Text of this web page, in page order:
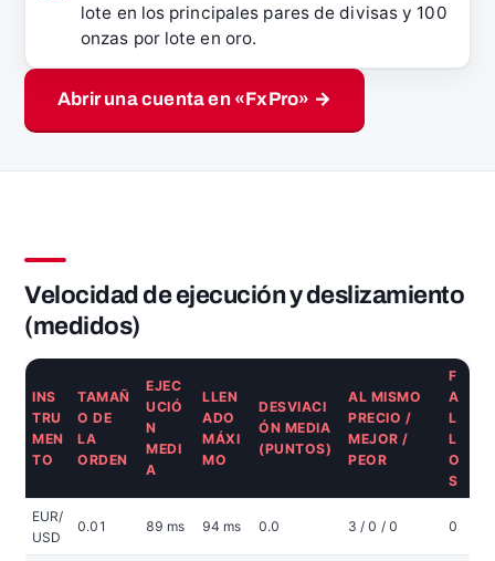
lote en los principales pares de divisas y 100
onzas por lote en oro.
Abrir una cuenta en «FxPro» →
Velocidad de ejecución y deslizamiento
(medidos)
INS
TRU
MEN
TO
TAMAÑ
O DE
LA
ORDEN
EJEC
UCIÓ
N
MEDI
A
LLEN
ADO
MÁXI
MO
DESVIACI
ÓN MEDIA
(PUNTOS)
AL MISMO
PRECIO /
MEJOR /
PEOR
F
A
L
L
O
S
EUR/
USD
0.01 89 ms 94 ms 0.0 3 / 0 / 0 0